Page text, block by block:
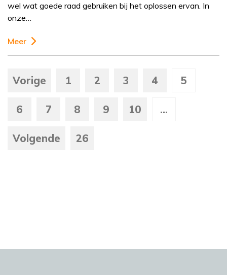
wel wat goede raad gebruiken bij het oplossen ervan. In
onze…
Meer
Vorige 1 2 3 4 5
6 7 8 9 10 ...
Volgende 26